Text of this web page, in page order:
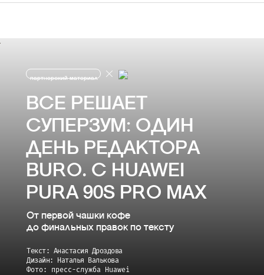
партнерский материал
ВСЕ РЕШАЕТ
СУПЕРЗУМ: ОДИН
ДЕНЬ РЕДАКТОРА
BURO. С HUAWEI
PURA 90S PRO MAX
От первой чашки кофе
до финальных правок по тексту
Текст: Анастасия Дроздова
Дизайн: Наталья Валькова
Фото: пресс-служба Huawei